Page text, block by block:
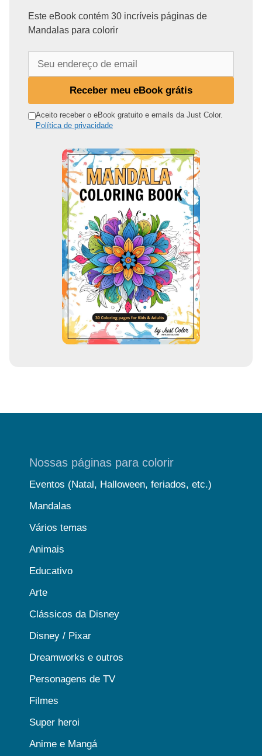
Este eBook contém 30 incríveis páginas de
Mandalas para colorir
n
Receber meu eBook grátis
Aceito receber o eBook gratuito e emails da Just Color.
Política de privacidade
Nossas páginas para colorir
Eventos (Natal, Halloween, feriados, etc.)
Mandalas
Vários temas
Animais
Educativo
Arte
Clássicos da Disney
Disney / Pixar
Dreamworks e outros
Personagens de TV
Filmes
Super heroi
Anime e Mangá